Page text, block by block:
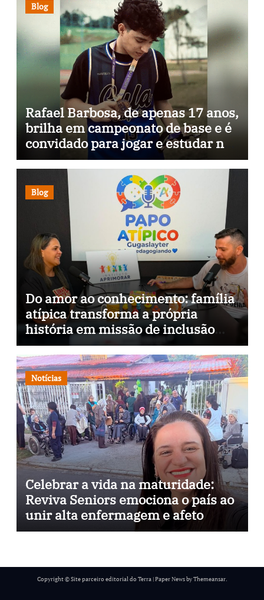
Blog
Rafael Barbosa, de apenas 17 anos,
brilha em campeonato de base e é
convidado para jogar e estudar na
Itália
Blog
Do amor ao conhecimento: família
atípica transforma a própria
história em missão de inclusão
através da psicopedagogia, podcast
e arte nas ruas
Notícias
Celebrar a vida na maturidade:
Reviva Seniors emociona o país ao
unir alta enfermagem e afeto
Copyright © Site parceiro editorial do Terra |Paper NewsbyThemeansar.